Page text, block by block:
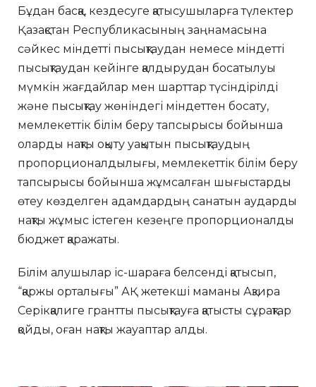
Бұдан басқа, кездесуге қатысушыларға түлектер
Қазақстан Республикасының заңнамасына
сәйкес міндетті пысықтаудан немесе міндетті
пысықтаудан кейінге қалдырудан босатылуы
мүмкін жағдайлар мен шарттар түсіндірілді
және пысықтау жөніндегі міндеттен босату,
мемлекеттік білім беру тапсырысы бойынша
оларды нақты оқыту уақытын пысықтаудың
пропорционалдылығы, мемлекеттік білім беру
тапсырысы бойынша жұмсалған шығыстарды
өтеу көзделген адамдардың санатын аударды
нақты жұмыс істеген кезеңге пропорционалды
бюджет қаражаты.
Білім алушылар іс-шараға белсенді қатысып,
“қаржы орталығы” АҚ жетекші маманы Ақзира
Серікқалиге грантты пысықтауға қатысты сұрақтар
қойды, оған нақты жауаптар алды.